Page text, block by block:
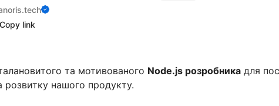
Copy link
та мотивованого Node.js розробника для
нашого продукту.